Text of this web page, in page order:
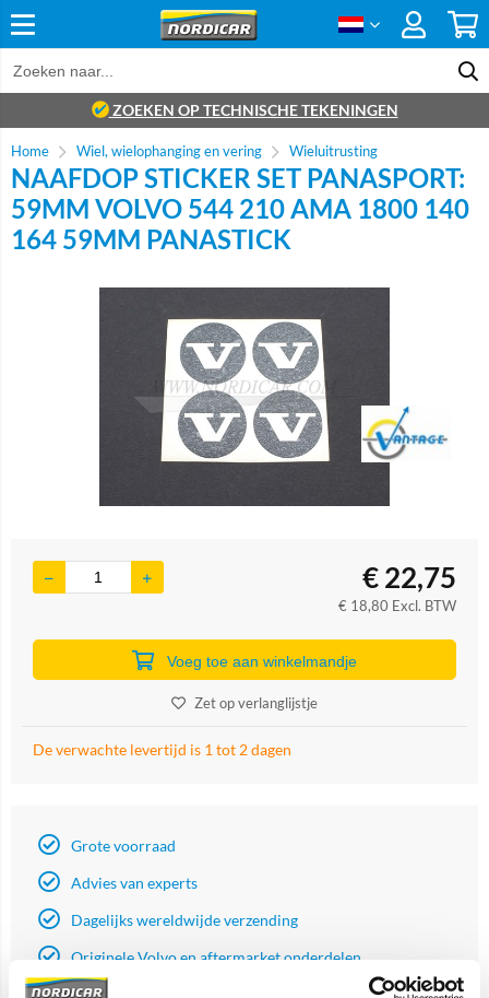
ZOEKEN OP TECHNISCHE TEKENINGEN
Home Wiel, wielophanging en vering Wieluitrusting
NAAFDOP STICKER SET PANASPORT:
59MM VOLVO 544 210 AMA 1800 140
164 59MM PANASTICK
Brand
€22,75
€ 18,80 Excl. BTW
Voeg toe aan winkelmandje
Zet op verlanglijstje
De verwachte levertijd is 1 tot 2 dagen
Grote voorraad
Advies van experts
Dagelijks wereldwijde verzending
Originele Volvo en aftermarket onderdelen